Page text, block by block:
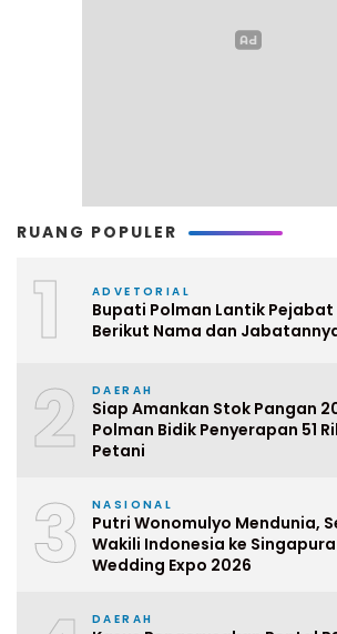
RUANG POPULER
1 ADVETORIAL
Bupati Polman Lantik Pejabat
Berikut Nama dan
2 DAERAH
Siap Amankan Stok Pangan
Polman Bidik Penyerapan 51
Petani
3 NASIONAL
Putri Wonomulyo Mendunia,
Wakili Indonesia ke Singapura
Wedding Expo 2026
DAERAH